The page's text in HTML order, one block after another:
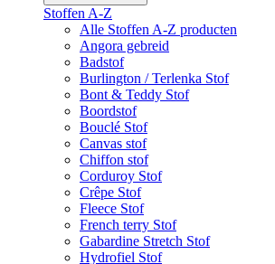
Stoffen A-Z
Alle Stoffen A-Z producten
Angora gebreid
Badstof
Burlington / Terlenka Stof
Bont & Teddy Stof
Boordstof
Bouclé Stof
Canvas stof
Chiffon stof
Corduroy Stof
Crêpe Stof
Fleece Stof
French terry Stof
Gabardine Stretch Stof
Hydrofiel Stof